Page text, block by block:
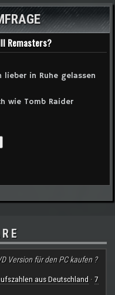
Remasters?
in Ruhe gelassen
wie Tomb Raider
Version für den PC kaufen ?
aus Deutschland · 7